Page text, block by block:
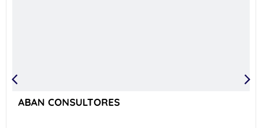
ABAN CONSULTORES